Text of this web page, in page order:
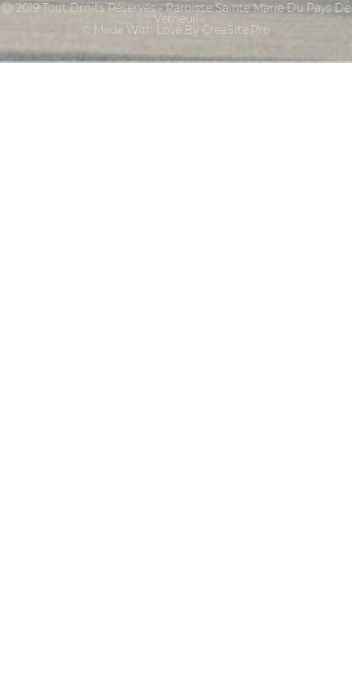
Ⓒ 2019 Tout Droits Réservés - Paroisse Sainte Marie Du Pays De
Verneuil
© Made With Love By CreaSite.Pro